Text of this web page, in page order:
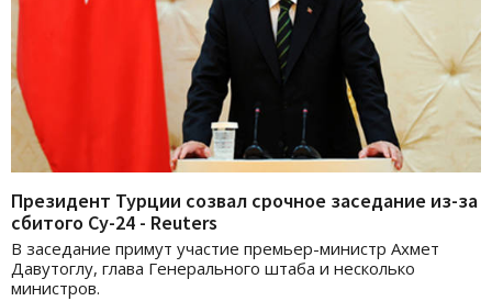
Президент Турции созвал срочное заседание из-за
сбитого Су-24 - Reuters
В заседание примут участие премьер-министр Ахмет
Давутоглу, глава Генерального штаба и несколько
министров.